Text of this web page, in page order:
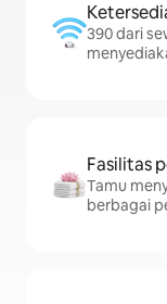
390 dari
Fasilitas
Tamu
berbagai